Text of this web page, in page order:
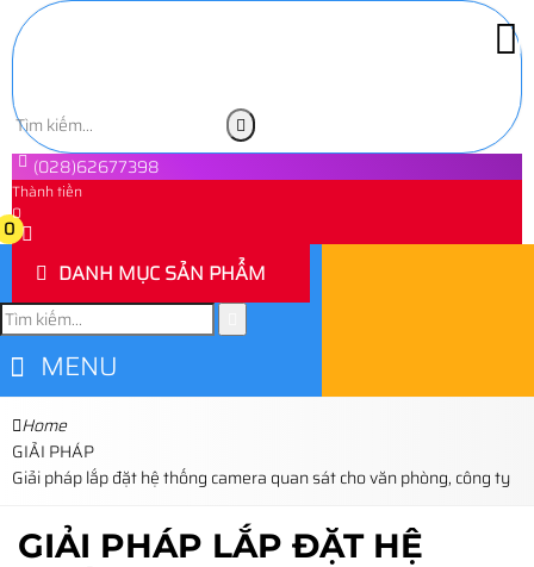
(028)62677398
Thành tiền
0
0
DANH MỤC SẢN PHẨM
MENU
Home
GIẢI PHÁP
Giải pháp lắp đặt hệ thống camera quan sát cho văn phòng, công ty
GIẢI PHÁP LẮP ĐẶT HỆ